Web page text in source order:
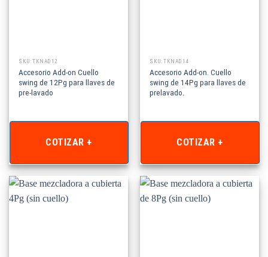
SKU: TKNAD12
Accesorio Add-on Cuello
swing de 12Pg para llaves de
pre-lavado
COTIZAR +
SKU: TKNAD14
Accesorio Add-on. Cuello
swing de 14Pg para llaves de
prelavado.
COTIZAR +